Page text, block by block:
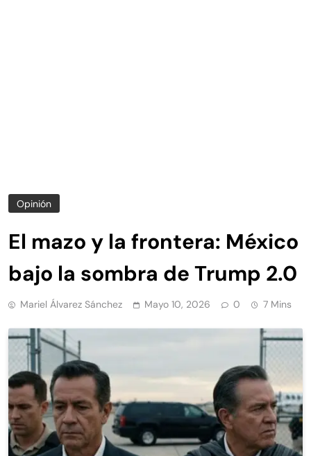
Opinión
El mazo y la frontera: México
bajo la sombra de Trump 2.0
Mariel Álvarez Sánchez Mayo 10, 2026 0 7 Mins